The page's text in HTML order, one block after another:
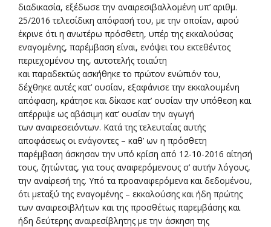
διαδικασία, εξέδωσε την αναιρεσιβαλλομένη υπ’ αριθμ.
25/2016 τελεσίδικη απόφασή του, με την οποίαν, αφού
έκρινε ότι η ανωτέρω πρόσθετη, υπέρ της εκκαλούσας
εναγομένης, παρέμβαση είναι, ενόψει του εκτεθέντος
περιεχομένου της, αυτοτελής τοιαύτη
και παραδεκτώς ασκήθηκε το πρώτον ενώπιόν του,
δέχθηκε αυτές κατ’ ουσίαν, εξαφάνισε την εκκαλουμένη
απόφαση, κράτησε και δίκασε κατ’ ουσίαν την υπόθεση και
απέρριψε ως αβάσιμη κατ’ ουσίαν την αγωγή
των αναιρεσειόντων. Κατά της τελευταίας αυτής
αποφάσεως οι ενάγοντες – καθ’ ων η πρόσθετη
παρέμβαση άσκησαν την υπό κρίση από 12-10-2016 αίτησή
τους, ζητώντας, για τους αναφερόμενους σ’ αυτήν λόγους,
την αναίρεσή της. Υπό τα προαναφερόμενα και δεδομένου,
ότι μεταξύ της εναγομένης – εκκαλούσης και ήδη πρώτης
των αναιρεσιβλήτων και της προσθέτως παρεμβάσης και
ήδη δεύτερης αναιρεσίβλητης με την άσκηση της